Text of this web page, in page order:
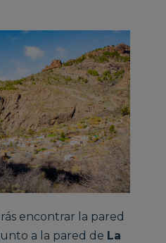
encontrar la pared
a la pared de La